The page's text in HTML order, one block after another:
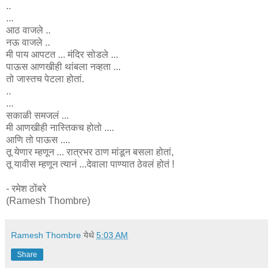
..
...
आठ वाजले ..
नऊ वाजले ..
मी पाय आपटत ... मंदिर सोडले ...
पाऊस आणखीही थांबला नव्हता ...
तो जास्तच पेटला होतां.
..
...
सकाळी समजलं ...
मी आणखीही नास्तिकच होतो ....
आणि तो पाऊस ....
तू येणार म्हणून ... रात्रभर ठाण मांडून बसला होतां,
तू यावीस म्हणून त्यानं ...देवाला पाण्यात ठेवलं होतं !
- रमेश ठोंबरे
(Ramesh Thombre)
Ramesh Thombre येथे5:03 AM
Share